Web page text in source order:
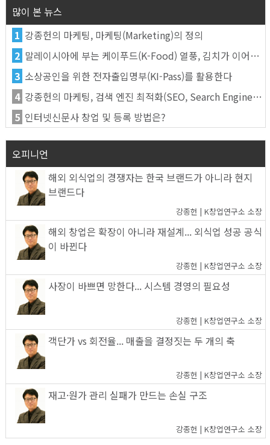
많이 본 뉴스
1 강종헌의 마케팅, 마케팅(Marketing)의 정의
2 말레이시아에 부는 케이푸드(K-Food) 열풍, 김치가 이어간다
3 소상공인을 위한 전자출입명부(KI-Pass)를 활용한다
4 강종헌의 마케팅, 검색 엔진 최적화(SEO, Search Engine Optimization)란
5 인터넷신문사 창업 및 등록 방법은?
오피니언
해외 외식업의 경쟁자는 한국 브랜드가 아니라 현지
브랜드다
강종헌 | K창업연구소 소장
해외 창업은 확장이 아니라 재설계... 외식업 성공 공식
이 바뀐다
강종헌 | K창업연구소 소장
사장이 바쁘면 망한다... 시스템 경영의 필요성
강종헌 | K창업연구소 소장
객단가 vs 회전율... 매출을 결정짓는 두 개의 축
강종헌 | K창업연구소 소장
재고·원가 관리 실패가 만드는 손실 구조
강종헌 | K창업연구소 소장